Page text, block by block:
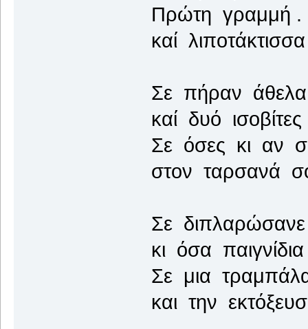
Πρώτη γραμμή .
καί
Σε πήραν άθελα
καί δυό
Σε όσες κι αν
στον ταρσανά
Σε
κι όσα
Σε μια
και την